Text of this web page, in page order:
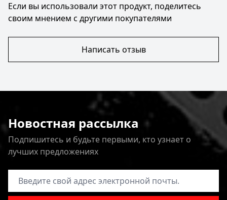
Если вы использовали этот продукт, поделитесь
своим мнением с другими покупателями
Написать отзыв
Новостная рассылка
Подпишитесь и будьте первыми, кто узнает о
лучших предложениях
Адрес электронной почты